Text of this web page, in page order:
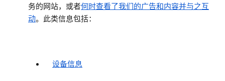
务的网站，或者何时查看了我们的广告和内容并与之互
动。此类信息包括：
设备信息